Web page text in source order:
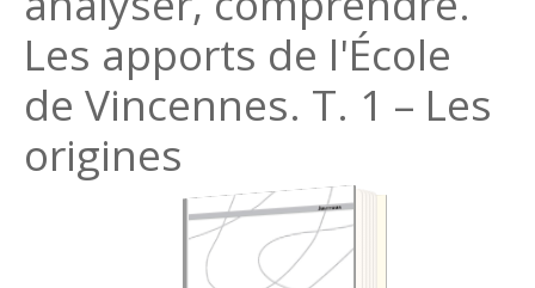
Les apports de l'École
de Vincennes. T. 1 – Les
origines
18.00€